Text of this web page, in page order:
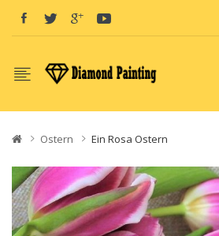
Ostern Ein Rosa Ostern